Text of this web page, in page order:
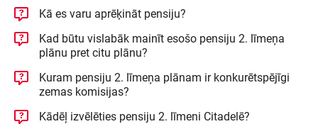
Kā es varu aprēķināt pensiju?
Kad būtu vislabāk mainīt esošo pensiju 2. līmeņa
plānu pret citu plānu?
Kuram pensiju 2. līmeņa plānam ir konkurētspējīgi
zemas komisijas?
Kādēļ izvēlēties pensiju 2. līmeni Citadelē?